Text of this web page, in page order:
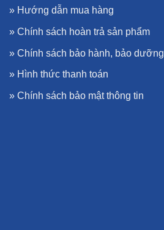
» Hướng dẫn mua hàng
» Chính sách hoàn trả sản phẩm
» Chính sách bảo hành, bảo dưỡng
» Hình thức thanh toán
» Chính sách bảo mật thông tin